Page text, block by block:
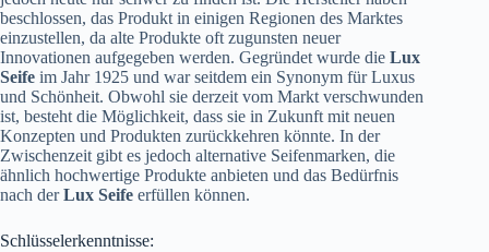
beschlossen, das Produkt in einigen Regionen des Marktes
einzustellen, da alte Produkte oft zugunsten neuer
Innovationen aufgegeben werden. Gegründet wurde die Lux
Seife im Jahr 1925 und war seitdem ein Synonym für Luxus
und Schönheit. Obwohl sie derzeit vom Markt verschwunden
ist, besteht die Möglichkeit, dass sie in Zukunft mit neuen
Konzepten und Produkten zurückkehren könnte. In der
Zwischenzeit gibt es jedoch alternative Seifenmarken, die
ähnlich hochwertige Produkte anbieten und das Bedürfnis
nach derLux Seife erfüllen können.
Schlüsselerkenntnisse: